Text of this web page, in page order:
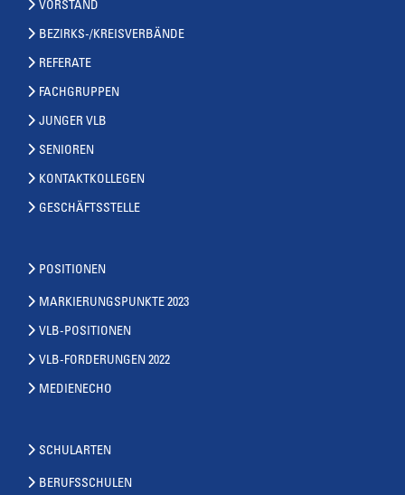
VORSTAND
BEZIRKS-/KREISVERBÄNDE
REFERATE
FACHGRUPPEN
JUNGER VLB
SENIOREN
KONTAKTKOLLEGEN
GESCHÄFTSSTELLE
POSITIONEN
MARKIERUNGSPUNKTE 2023
VLB-POSITIONEN
VLB-FORDERUNGEN 2022
MEDIENECHO
SCHULARTEN
BERUFSSCHULEN